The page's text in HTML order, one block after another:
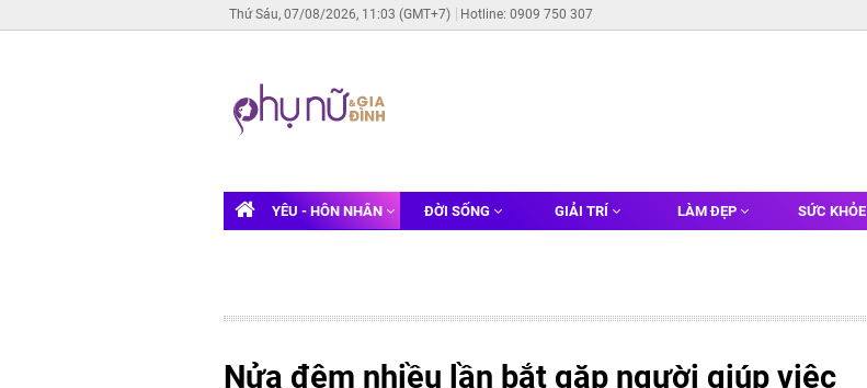
Thứ Sáu, 07/08/2026, 11:03 (GMT+7) Hotline: 0909 750 307
YÊU - HÔN NHÂN ĐỜI SỐNG GIẢI TRÍ LÀM ĐẸP SỨC KHỎE
Nửa đêm nhiều lần bắt gặp người giúp việc